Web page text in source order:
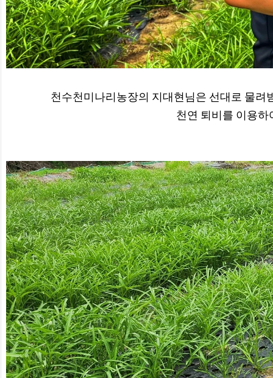
천수천미나리농장의 지대현님은 선대로 물
천연 퇴비를 이용